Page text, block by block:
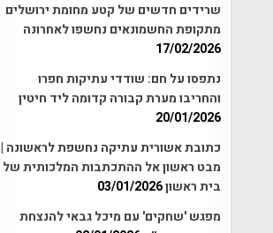
שרידים חדשים של קטע מחומת ירושלים
מתקופת החשמונאים נחשפו לאחרונה
17/02/2026
נתפסו על חם: שודדי עתיקות חפרו
והחריבו מערת קבורה קדומה ליד חיטין
20/01/2026
כתובת אשורית עתיקה נחשפת לראשונה |
מבט ראשון אל ההתכתבות המלכותית של
בית ראשון03/01/2026
מפגש 'שחקים' עם מיכל גבאי להנצחת